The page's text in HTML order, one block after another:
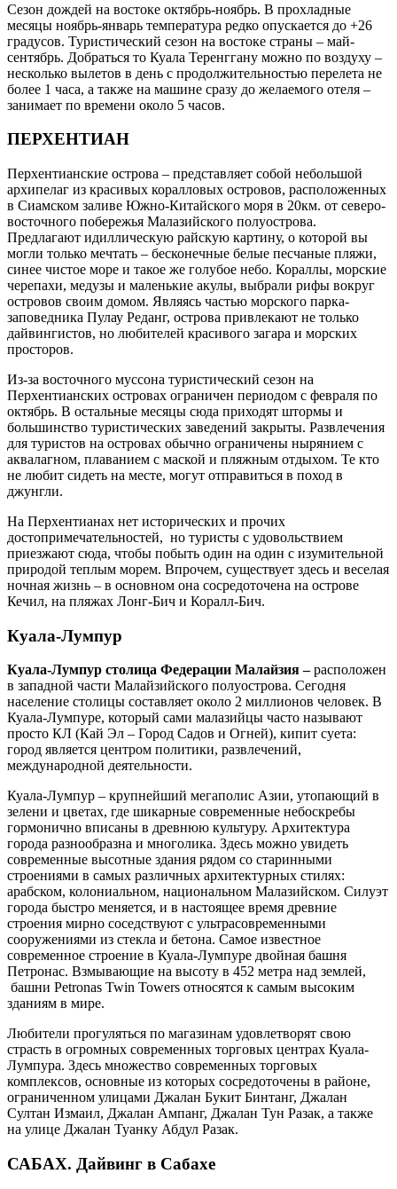
Сезон дождей на востоке октябрь-ноябрь. В прохладные
месяцы ноябрь-январь температура редко опускается до +26
градусов. Туристический сезон на востоке страны – май-
сентябрь. Добраться то Куала Теренггану можно по воздуху –
несколько вылетов в день с продолжительностью перелета не
более 1 часа, а также на машине сразу до желаемого отеля –
занимает по времени около 5 часов.
ПЕРХЕНТИАН
Перхентианские острова – представляет собой небольшой
архипелаг из красивых коралловых островов, расположенных
в Сиамском заливе Южно-Китайского моря в 20км. от северо-
восточного побережья Малазийского полуострова.
Предлагают идиллическую райскую картину, о которой вы
могли только мечтать – бесконечные белые песчаные пляжи,
синее чистое море и такое же голубое небо. Кораллы, морские
черепахи, медузы и маленькие акулы, выбрали рифы вокруг
островов своим домом. Являясь частью морского парка-
заповедника Пулау Реданг, острова привлекают не только
дайвингистов, но любителей красивого загара и морских
просторов.
Из-за восточного муссона туристический сезон на
Перхентианских островах ограничен периодом с февраля по
октябрь. В остальные месяцы сюда приходят штормы и
большинство туристических заведений закрыты. Развлечения
для туристов на островах обычно ограничены нырянием с
аквалагном, плаванием с маской и пляжным отдыхом. Те кто
не любит сидеть на месте, могут отправиться в поход в
джунгли.
На Перхентианах нет исторических и прочих
достопримечательностей, но туристы с удовольствием
приезжают сюда, чтобы побыть один на один с изумительной
природой теплым морем. Впрочем, существует здесь и веселая
ночная жизнь – в основном она сосредоточена на острове
Кечил, на пляжах Лонг-Бич и Коралл-Бич.
Куала-Лумпур
Куала-Лумпур столица Федерации Малайзия –расположен
в западной части Малайзийского полуострова. Сегодня
население столицы составляет около 2 миллионов человек. В
Куала-Лумпуре, который сами малазийцы часто называют
просто КЛ (Кай Эл – Город Садов и Огней), кипит суета:
город является центром политики, развлечений,
международной деятельности.
Куала-Лумпур – крупнейший мегаполис Азии, утопающий в
зелени и цветах, где шикарные современные небоскребы
гормонично вписаны в древнюю культуру. Архитектура
города разнообразна и многолика. Здесь можно увидеть
современные высотные здания рядом со старинными
строениями в самых различных архитектурных стилях:
арабском, колониальном, национальном Малазийском. Силуэт
города быстро меняется, и в настоящее время древние
строения мирно соседствуют с ультрасовременными
сооружениями из стекла и бетона. Самое известное
современное строение в Куала-Лумпуре двойная башня
Петронас. Взмывающие на высоту в 452 метра над землей,
башни Petronas Twin Towers относятся к самым высоким
зданиям в мире.
Любители прогуляться по магазинам удовлетворят свою
страсть в огромных современных торговых центрах Куала-
Лумпура. Здесь множество современных торговых
комплексов, основные из которых сосредоточены в районе,
ограниченном улицами Джалан Букит Бинтанг, Джалан
Султан Измаил, Джалан Ампанг, Джалан Тун Разак, а также
на улице Джалан Туанку Абдул Разак.
САБАХ. Дайвинг в Сабахе